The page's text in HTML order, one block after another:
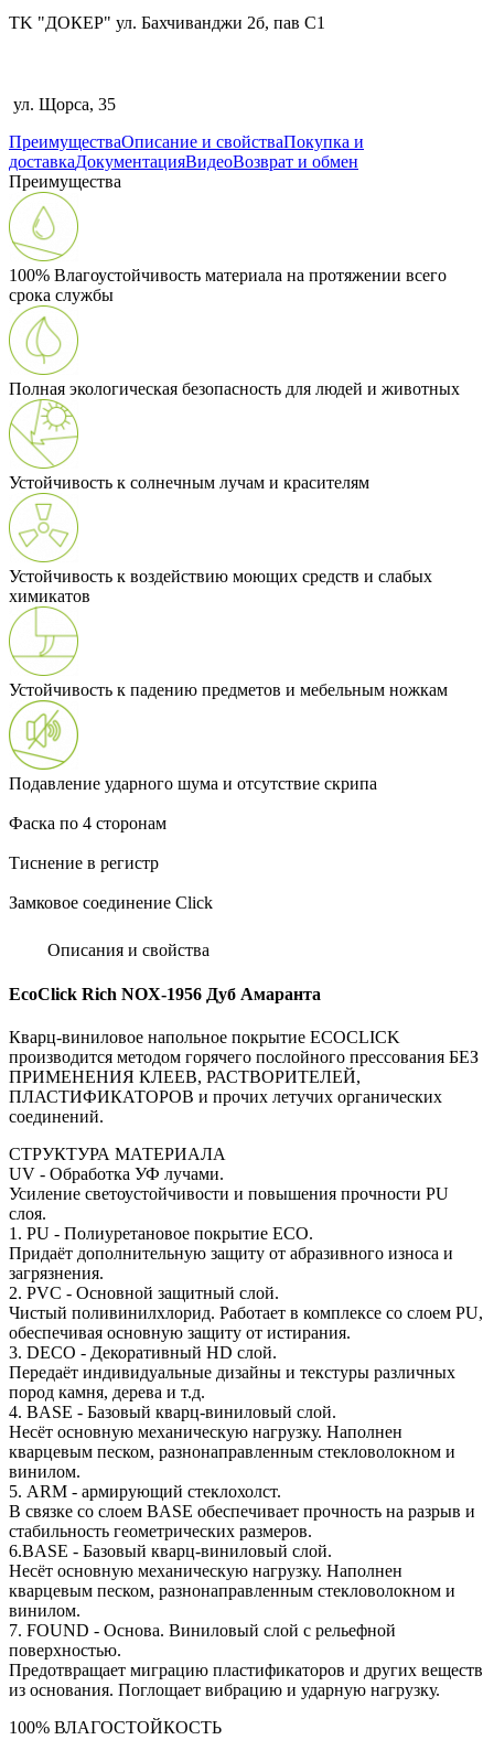
TK "ДОКЕР" ул. Бахчиванджи 2б, пав С1
ул. Щорса, 35
ПреимуществаОписание и свойстваПокупка и
доставкаДокументацияВидеоВозврат и обмен
Преимущества
100% Влагоустойчивость материала на протяжении всего
срока службы
Полная экологическая безопасность для людей и животных
Устойчивость к солнечным лучам и красителям
Устойчивость к воздействию моющих средств и слабых
химикатов
Устойчивость к падению предметов и мебельным ножкам
Подавление ударного шума и отсутствие скрипа
Фаска по 4 сторонам
Тиснение в регистр
Замковое соединение Click
Описания и свойства
EcoClick Rich NOX-1956 Дуб Амаранта
Кварц-виниловое напольное покрытие ECOCLICK
производится методом горячего послойного прессования БЕЗ
ПРИМЕНЕНИЯ КЛЕЕВ, РАСТВОРИТЕЛЕЙ,
ПЛАСТИФИКАТОРОВ и прочих летучих органических
соединений.
СТРУКТУРА МАТЕРИАЛА
UV - Обработка УФ лучами.
Усиление светоустойчивости и повышения прочности PU
слоя.
1. PU - Полиуретановое покрытие ECO.
Придаёт дополнительную защиту от абразивного износа и
загрязнения.
2. PVC - Основной защитный слой.
Чистый поливинилхлорид. Работает в комплексе со слоем PU,
обеспечивая основную защиту от истирания.
3. DECO - Декоративный HD слой.
Передаёт индивидуальные дизайны и текстуры различных
пород камня, дерева и т.д.
4. BASE - Базовый кварц-виниловый слой.
Несёт основную механическую нагрузку. Наполнен
кварцевым песком, разнонаправленным стекловолокном и
винилом.
5. ARM - армирующий стеклохолст.
В связке со слоем BASE обеспечивает прочность на разрыв и
стабильность геометрических размеров.
6.BASE - Базовый кварц-виниловый слой.
Несёт основную механическую нагрузку. Наполнен
кварцевым песком, разнонаправленным стекловолокном и
винилом.
7. FOUND - Основа. Виниловый слой с рельефной
поверхностью.
Предотвращает миграцию пластификаторов и других веществ
из основания. Поглощает вибрацию и ударную нагрузку.
100% ВЛАГОСТОЙКОСТЬ